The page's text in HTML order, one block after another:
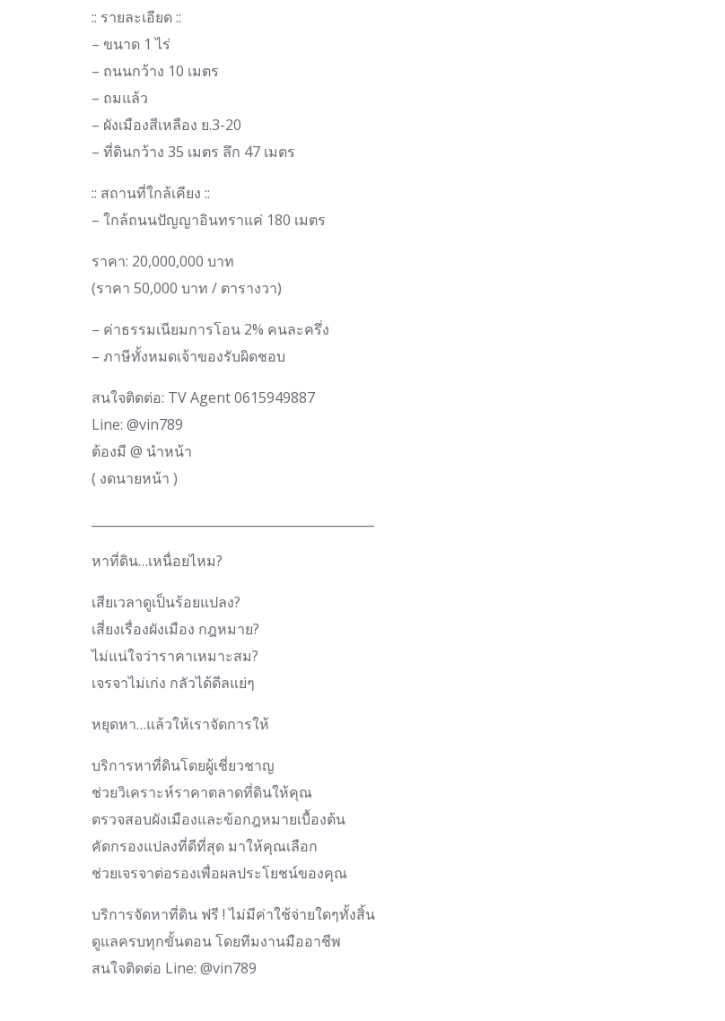
:: รายละเอียด ::
– ขนาด 1 ไร่
– ถนนกว้าง 10 เมตร
– ถมแล้ว
– ผังเมืองสีเหลือง ย.3-20
– ที่ดินกว้าง 35 เมตร ลึก 47 เมตร
:: สถานที่ใกล้เคียง ::
– ใกล้ถนนปัญญาอินทราแค่ 180 เมตร
ราคา: 20,000,000 บาท
(ราคา 50,000 บาท / ตารางวา)
– ค่าธรรมเนียมการโอน 2% คนละครึ่ง
– ภาษีทั้งหมดเจ้าของรับผิดชอบ
สนใจติดต่อ: TV Agent 0615949887
Line: @vin789
ต้องมี @ นำหน้า
( งดนายหน้า )
หาที่ดิน…เหนื่อยไหม?
เสียเวลาดูเป็นร้อยแปลง?
เสี่ยงเรื่องผังเมือง กฎหมาย?
ไม่แน่ใจว่าราคาเหมาะสม?
เจรจาไม่เก่ง กลัวได้ดีลแย่ๆ
หยุดหา…แล้วให้เราจัดการให้
บริการหาที่ดินโดยผู้เชี่ยวชาญ
ช่วยวิเคราะห์ราคาตลาดที่ดินให้คุณ
ตรวจสอบผังเมืองและข้อกฎหมายเบื้องต้น
คัดกรองแปลงที่ดีที่สุด มาให้คุณเลือก
ช่วยเจรจาต่อรองเพื่อผลประโยชน์ของคุณ
บริการจัดหาที่ดิน ฟรี ! ไม่มีค่าใช้จ่ายใดๆทั้งสิ้น
ดูแลครบทุกขั้นตอน โดยทีมงานมืออาชีพ
สนใจติดต่อ Line: @vin789